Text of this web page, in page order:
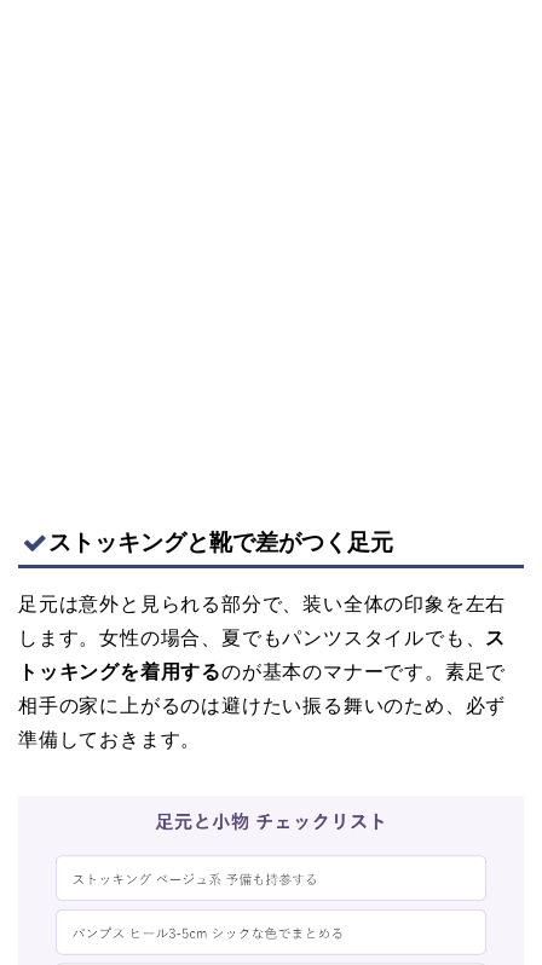
ストッキングと靴で差がつく足元
足元は意外と見られる部分で、装い全体の印象を左右
します。女性の場合、夏でもパンツスタイルでも、 ス
トッキングを着用するのが基本のマナーです。素足で
相手の家に上がるのは避けたい振る舞いのため、必ず
準備しておきます。